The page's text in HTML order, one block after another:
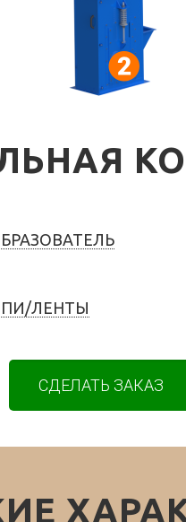
ЛЕНТЫ
СДЕЛАТЬ ЗАКАЗ